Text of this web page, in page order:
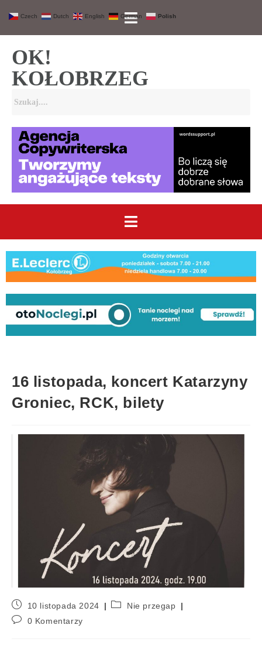
OK!
KOŁOBRZEG
16 listopada, koncert Katarzyny
Groniec, RCK, bilety
10 listopada 2024
Nie przegap
0 Komentarzy
Czech Dutch English German Polish